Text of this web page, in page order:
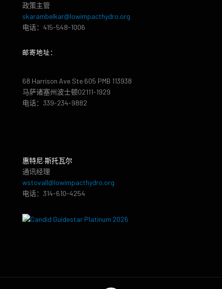
政策主管
skarambelkar@lowimpacthydro.org
电话：415-548-1006
邮寄地址：
68 Harrison Ave Ste 605 PMB 113938
马萨诸塞州波士顿02111-1929
电话：339-234-9882
惠特尼·斯托瓦尔
通讯经理
wstovall@lowimpacthydro.org
电话：314-610-4254